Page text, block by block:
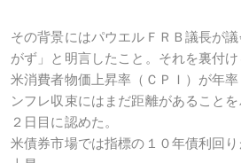
その背景にはパウエルＦＲＢ議長が
がず」と明言したこと。それを裏付
米消費者物価上昇率（ＣＰＩ）が年
ンフレ収束にはまだ距離があること
２日目に認めた。
米債券市場では指標の１０年債利回